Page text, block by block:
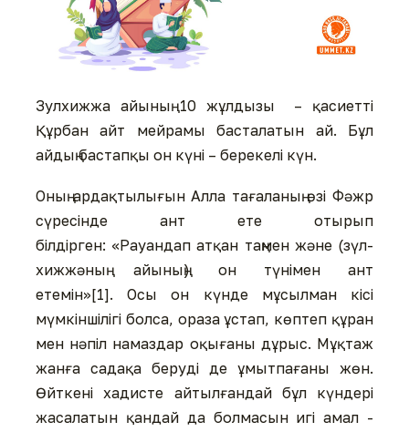
Зулхижжа айының 10 жұлдызы – қасиетті
Құрбан айт мейрамы басталатын ай. Бұл
айдың бастапқы он күні – берекелі күн.
Оның ардақтылығын Алла тағаланың өзі Фәжр
сүресінде ант ете отырып
білдірген: «Рауандап атқан таңмен және (зүл-
хижжәның айының) он түнімен ант
етемін»[1]. Осы он күнде мұсылман кісі
мүмкіншілігі болса, ораза ұстап, көптеп құран
мен нәпіл намаздар оқығаны дұрыс. Мұқтаж
жанға садақа беруді де ұмытпағаны жөн.
Өйткені хадисте айтылғандай бұл күндері
жасалатын қандай да болмасын игі амал -